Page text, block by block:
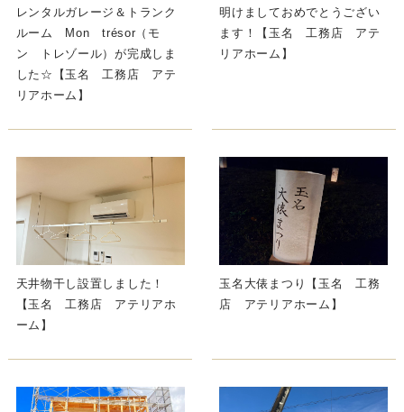
レンタルガレージ＆トランク
ルーム Mon trésor（モ
ン トレゾール）が完成しま
した☆【玉名 工務店 アテ
リアホーム】
明けましておめでとうござい
ます！【玉名 工務店 アテ
リアホーム】
天井物干し設置しました！
【玉名 工務店 アテリアホ
ーム】
玉名大俵まつり【玉名 工務
店 アテリアホーム】